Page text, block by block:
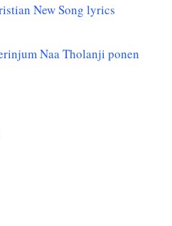
New Song lyrics
Naa Tholanji ponen